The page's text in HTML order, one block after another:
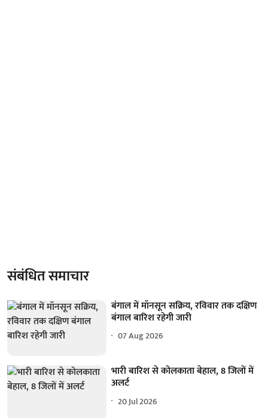
संबंधित समाचार
बंगाल में मॉनसून सक्रिय, रविवार तक दक्षिण
बंगाल बारिश रहेगी जारी
07 Aug 2026
भारी बारिश से कोलकाता बेहाल, 8 जिलों में
अलर्ट
20 Jul 2026